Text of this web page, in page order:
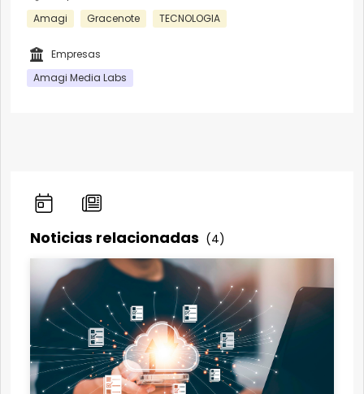
Amagi
Gracenote TECNOLOGIA
Empresas
Amagi Media Labs
Noticias relacionadas (4)